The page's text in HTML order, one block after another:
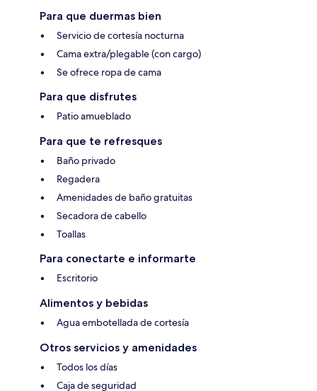
Para que duermas bien
Servicio de cortesía nocturna
Cama extra/plegable (con cargo)
Se ofrece ropa de cama
Para que disfrutes
Patio amueblado
Para que te refresques
Baño privado
Regadera
Amenidades de baño gratuitas
Secadora de cabello
Toallas
Para conectarte e informarte
Escritorio
Alimentos y bebidas
Agua embotellada de cortesía
Otros servicios y amenidades
Todos los días
Caja de seguridad